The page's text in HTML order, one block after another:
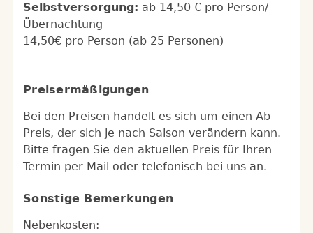
Selbstversorgung: ab 14,50 € pro Person/
Übernachtung
14,50€ pro Person (ab 25 Personen)
Preisermäßigungen
Bei den Preisen handelt es sich um einen Ab-
Preis, der sich je nach Saison verändern kann.
Bitte fragen Sie den aktuellen Preis für Ihren
Termin per Mail oder telefonisch bei uns an.
Sonstige Bemerkungen
Nebenkosten: